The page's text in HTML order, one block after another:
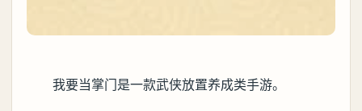
我要当掌门是一款武侠放置养成类手游。